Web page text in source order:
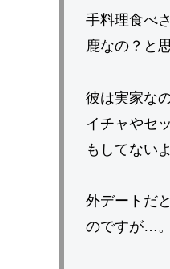
手料理食べ
鹿なの？と
彼は実家な
イチャやセ
もしてない
外デートだ
のですが…